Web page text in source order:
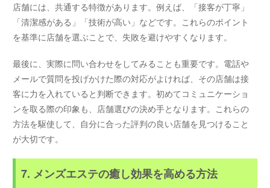
店舗には、共通する特徴があります。例えば、「接客が丁寧」
「清潔感がある」「技術が高い」などです。これらのポイント
を基準に店舗を選ぶことで、失敗を避けやすくなります。
最後に、実際に問い合わせをしてみることも重要です。電話や
メールで質問を投げかけた際の対応がよければ、その店舗は接
客に力を入れていると判断できます。初めてコミュニケーショ
ンを取る際の印象も、店舗選びの決め手となります。これらの
方法を駆使して、自分に合った評判の良い店舗を見つけること
が大切です。
7. メンズエステの癒し効果を高める方法